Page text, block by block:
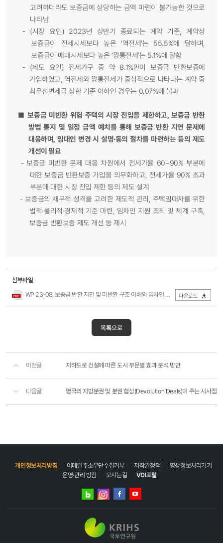
고려하더라도 보증금에 상당하는 금액 마련이 불가능한 것으로
나타남
- (시장 요인) 2023년 상반기 종료되는 계약 기준, 계약상
보증금이 전세시세보다 높은 ‘역전세’는 55.5%에 달하며,
보증금이 매매시세보다 높은 ‘깡통전세’는 5.1%에 달함
- (제도 요인) 전세가구 중 약 8.1%만이 보증금 반환보증에
가입하였고, 역전세와 깡통전세가 중첩적으로 나타나는 계약 중
최우선변제금 상한 기준 이하인 경우는 0.07%에 불과
■보증금 미반환 위험 주택의 시장 진입을 제한하고, 보증금 반환
방법 통지 및 일정 금액 예치를 통해 보증금 반환 지연 문제에
대응하며, 임대인 변경 시 설명·동의 절차를 마련하는 등의 제도
개선이 필요
- 보증금 미반환 문제 대응 차원에서 전세가율 60~90% 부분에
대한 보증금 반환보증 가입을 의무화하고, 전세가율 90% 초과
부분에 대한 시장 진입 제한 등의 제도 설계
- 보증금의 채무적 성격을 고려한 제도적 관리, 주택임대차를 위한
법적·물리적·경제적 기준 마련, 임차인 지원 조직 및 체계 구축,
보증금 반환보증 제도 개선 등 제시
첨부파일
WP 23-08_보증금 반환 지연 및 미반환 구조 이해와 임차인 불안 완화 방안 연구.pdf
다운로드
목록으로
이전글 지하도로 건설에 따른 도시 부문별 효과 분석 방안
다음글 영국의 지방분권 및 분권 협상(Devolution Deals)이 주는 시사점
개인정보처리방침 이메일주소무단수집거부 저작권정책
영상정보처리기기
운영·관리 방침
오시는길 VDI포털
네이버
인스타그램